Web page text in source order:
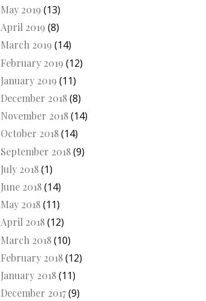
May 2019 (13)
April 2019 (8)
March 2019 (14)
February 2019 (12)
January 2019 (11)
December 2018(8)
November 2018(14)
October 2018(14)
September 2018(9)
July 2018(1)
June 2018(14)
May 2018(11)
April 2018(12)
March 2018(10)
February 2018(12)
January 2018(11)
December 2017(9)